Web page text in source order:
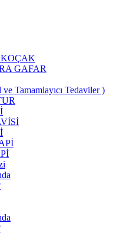
GAFAR
Tamamlayıcı Tedaviler )